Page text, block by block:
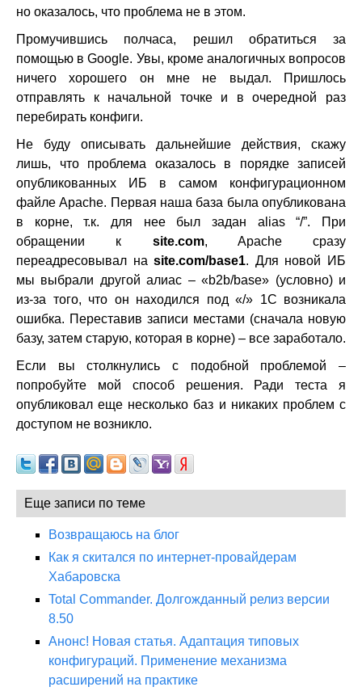
но оказалось, что проблема не в этом.
Промучившись полчаса, решил обратиться за
помощью в Google. Увы, кроме аналогичных вопросов
ничего хорошего он мне не выдал. Пришлось
отправлять к начальной точке и в очередной раз
перебирать конфиги.
Не буду описывать дальнейшие действия, скажу
лишь, что проблема оказалось в порядке записей
опубликованных ИБ в самом конфигурационном
файле Apache. Первая наша база была опубликована
в корне, т.к. для нее был задан alias “/”. При
обращении к site.com, Apache сразу
переадресовывал наsite.com/base1. Для новой ИБ
мы выбрали другой алиас – «b2b/base» (условно) и
из-за того, что он находился под «/» 1C возникала
ошибка. Переставив записи местами (сначала новую
базу, затем старую, которая в корне) – все заработало.
Если вы столкнулись с подобной проблемой –
попробуйте мой способ решения. Ради теста я
опубликовал еще несколько баз и никаких проблем с
доступом не возникло.
Еще записи по теме
Возвращаюсь на блог
Как я скитался по интернет-провайдерам
Хабаровска
Total Commander. Долгожданный релиз версии
8.50
Анонс! Новая статья. Адаптация типовых
конфигураций. Применение механизма
расширений на практике